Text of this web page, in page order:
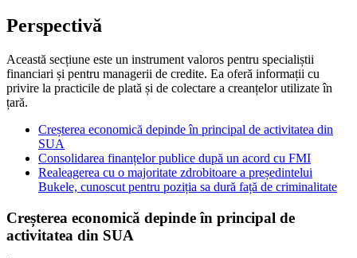
Perspectivă
Această secțiune este un instrument valoros pentru specialiștii
financiari și pentru managerii de credite. Ea oferă informații cu
privire la practicile de plată și de colectare a creanțelor utilizate în
țară.
Creșterea economică depinde în principal de activitatea din
SUA
Consolidarea finanțelor publice după un acord cu FMI
Realeagerea cu o majoritate zdrobitoare a președintelui
Bukele, cunoscut pentru poziția sa dură față de criminalitate
Creșterea economică depinde în principal de
activitatea din SUA